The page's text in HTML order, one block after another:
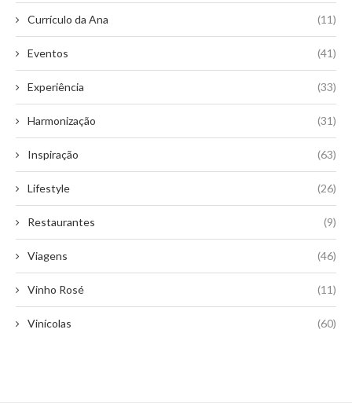
Currículo da Ana (11)
Eventos (41)
Experiência (33)
Harmonização (31)
Inspiração (63)
Lifestyle (26)
Restaurantes (9)
Viagens (46)
Vinho Rosé (11)
Vinícolas (60)